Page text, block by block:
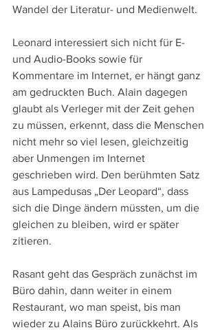
Wandel der Literatur- und Medienwelt.
Leonard interessiert sich nicht für E-
und Audio-Books sowie für
Kommentare im Internet, er hängt ganz
am gedruckten Buch. Alain dagegen
glaubt als Verleger mit der Zeit gehen
zu müssen, erkennt, dass die Menschen
nicht mehr so viel lesen, gleichzeitig
aber Unmengen im Internet
geschrieben wird. Den berühmten Satz
aus Lampedusas „Der Leopard“, dass
sich die Dinge ändern müssten, um die
gleichen zu bleiben, wird er später
zitieren.
Rasant geht das Gespräch zunächst im
Büro dahin, dann weiter in einem
Restaurant, wo man speist, bis man
wieder zu Alains Büro zurückkehrt. Als